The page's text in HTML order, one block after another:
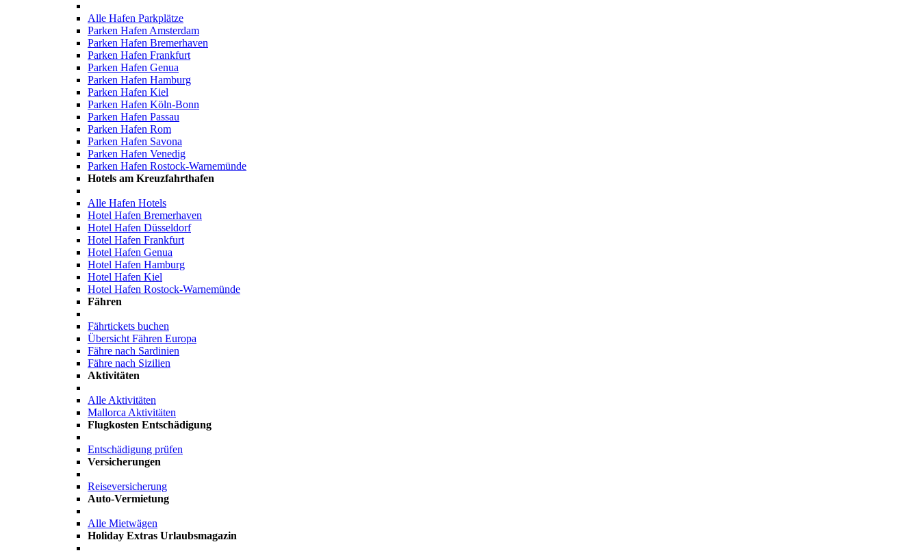
Alle Hafen Parkplätze
Parken Hafen Amsterdam
Parken Hafen Bremerhaven
Parken Hafen Frankfurt
Parken Hafen Genua
Parken Hafen Hamburg
Parken Hafen Kiel
Parken Hafen Köln-Bonn
Parken Hafen Passau
Parken Hafen Rom
Parken Hafen Savona
Parken Hafen Venedig
Parken Hafen Rostock-Warnemünde
Hotels am Kreuzfahrthafen
Alle Hafen Hotels
Hotel Hafen Bremerhaven
Hotel Hafen Düsseldorf
Hotel Hafen Frankfurt
Hotel Hafen Genua
Hotel Hafen Hamburg
Hotel Hafen Kiel
Hotel Hafen Rostock-Warnemünde
Fähren
Fährtickets buchen
Übersicht Fähren Europa
Fähre nach Sardinien
Fähre nach Sizilien
Aktivitäten
Alle Aktivitäten
Mallorca Aktivitäten
Flugkosten Entschädigung
Entschädigung prüfen
Versicherungen
Reiseversicherung
Auto-Vermietung
Alle Mietwägen
Holiday Extras Urlaubsmagazin